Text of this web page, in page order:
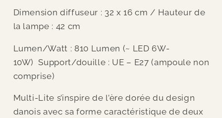
Dimension diffuseur : 32 x 16 cm / Hauteur de
la lampe : 42 cm
Lumen/Watt : 810 Lumen (~ LED 6W-
10W) Support/douille : UE – E27 (ampoule non
comprise)
Multi-Lite s’inspire de l’ère dorée du design
danois avec sa forme caractéristique de deux